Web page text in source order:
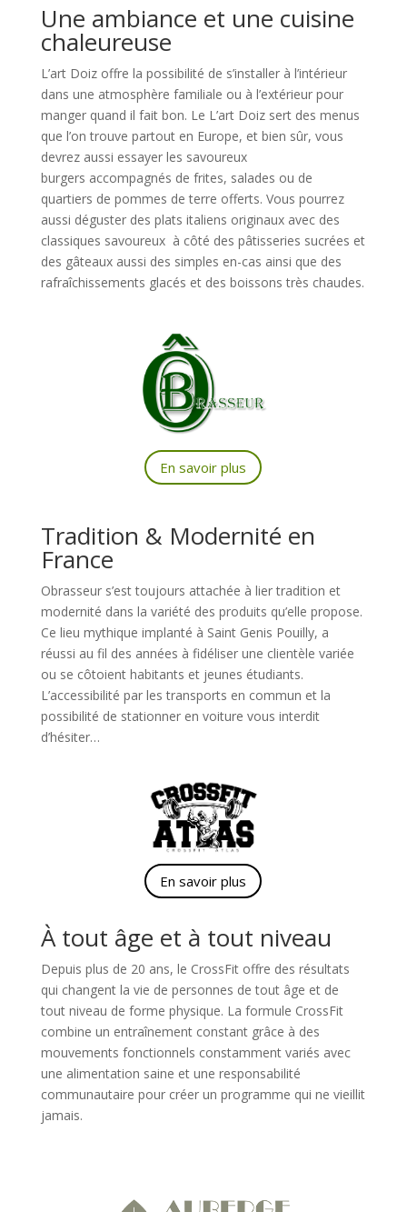
Une ambiance et une cuisine
chaleureuse
L’art Doiz offre la possibilité de s’installer à l’intérieur
dans une atmosphère familiale ou à l’extérieur pour
manger quand il fait bon. Le L’art Doiz sert des menus
que l’on trouve partout en Europe, et bien sûr, vous
devrez aussi essayer les savoureux
burgers accompagnés de frites, salades ou de
quartiers de pommes de terre offerts. Vous pourrez
aussi déguster des plats italiens originaux avec des
classiques savoureux à côté des pâtisseries sucrées et
des gâteaux aussi des simples en-cas ainsi que des
rafraîchissements glacés et des boissons très chaudes.
En savoir plus
Tradition & Modernité en
France
Obrasseur s’est toujours attachée à lier tradition et
modernité dans la variété des produits qu’elle propose.
Ce lieu mythique implanté à Saint Genis Pouilly, a
réussi au fil des années à fidéliser une clientèle variée
ou se côtoient habitants et jeunes étudiants.
L’accessibilité par les transports en commun et la
possibilité de stationner en voiture vous interdit
d’hésiter…
En savoir plus
À tout âge et à tout niveau
Depuis plus de 20 ans, le CrossFit offre des résultats
qui changent la vie de personnes de tout âge et de
tout niveau de forme physique. La formule CrossFit
combine un entraînement constant grâce à des
mouvements fonctionnels constamment variés avec
une alimentation saine et une responsabilité
communautaire pour créer un programme qui ne vieillit
jamais.